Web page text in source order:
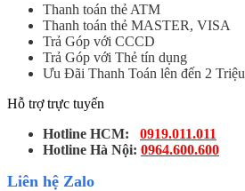
Thanh toán thẻ ATM
Thanh toán thẻ MASTER, VISA
Trả Góp với CCCD
Trả Góp với Thẻ tín dụng
Ưu Đãi Thanh Toán lên đến 2 Triệu
Hỗ trợ trực tuyến
Hotline HCM: 0919.011.011
Hotline Hà Nội: 0964.600.600
Liên hệ Zalo